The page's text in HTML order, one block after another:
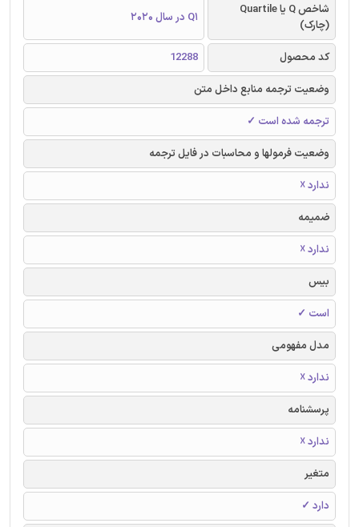
شاخص Q یا Quartile
(چارک)
Q1 در سال 2020
کد محصول
12288
وضعیت ترجمه منابع داخل متن
ترجمه شده است ✓
وضعیت فرمولها و محاسبات در فایل ترجمه
ندارد ☓
ضمیمه
ندارد ☓
بیس
است ✓
مدل مفهومی
ندارد ☓
پرسشنامه
ندارد ☓
متغیر
دارد ✓